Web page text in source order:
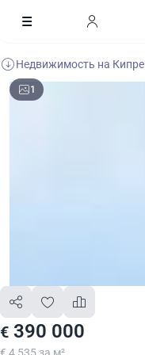
Недвижимость на Кипре
1
€ 390 000